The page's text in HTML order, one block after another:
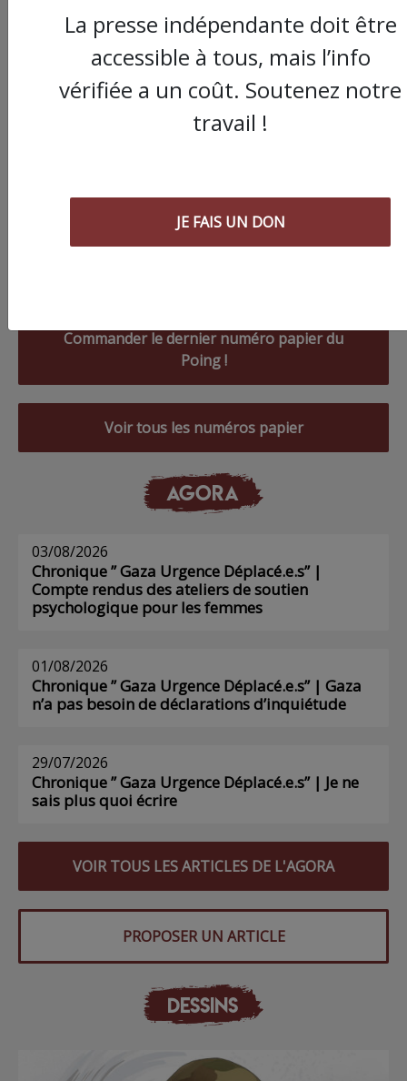
Commander le dernier numéro papier du
Poing !
Voir tous les numéros papier
AGORA
03/08/2026
Chronique ” Gaza Urgence Déplacé.e.s” |
Compte rendus des ateliers de soutien
psychologique pour les femmes
01/08/2026
Chronique ” Gaza Urgence Déplacé.e.s” | Gaza
n’a pas besoin de déclarations d’inquiétude
29/07/2026
Chronique ” Gaza Urgence Déplacé.e.s” | Je ne
sais plus quoi écrire
VOIR TOUS LES ARTICLES DE L'AGORA
PROPOSER UN ARTICLE
DESSINS
La presse indépendante doit être
accessible à tous, mais l’info
vérifiée a un coût. Soutenez notre
travail !
JE FAIS UN DON